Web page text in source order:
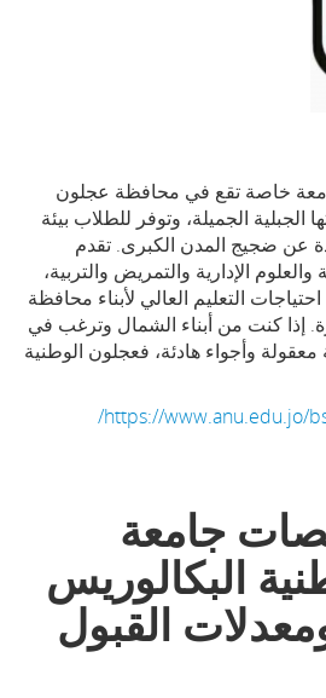
خاصة تقع في محافظة عجلون
الجبلية الجميلة، وتوفر للطلاب بيئة
عن ضجيج المدن الكبرى. تقدم
الإدارية والتمريض والتربية،
التعليم العالي لأبناء محافظة
إذا كنت من أبناء الشمال وترغب في
وأجواء هادئة، فعجلون الوطنية
https://www.anu.edu.jo/
جامعة
البكالوريس
القبول